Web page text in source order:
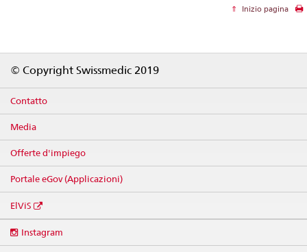
Inizio pagina
© Copyright Swissmedic 2019
Contatto
Media
Offerte d'impiego
Portale eGov (Applicazioni)
ElViS
media
Instagram